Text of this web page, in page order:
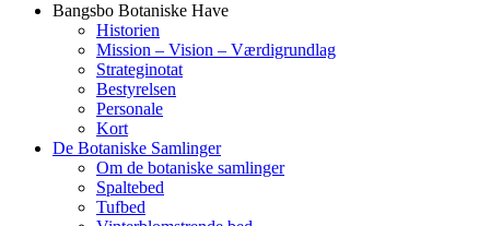
Bangsbo Botaniske Have
Historien
Mission – Vision – Værdigrundlag
Strateginotat
Bestyrelsen
Personale
Kort
De Botaniske Samlinger
Om de botaniske samlinger
Spaltebed
Tufbed